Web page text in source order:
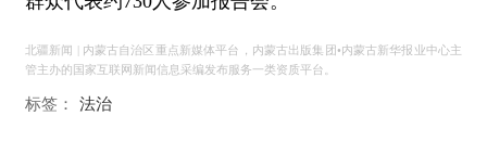
北疆新闻 | 内蒙古自治区重点新媒体平台，内蒙古出版集团•内蒙古新华报业中心主
管主办的国家互联网新闻信息采编发布服务一类资质平台。
标签： 法治